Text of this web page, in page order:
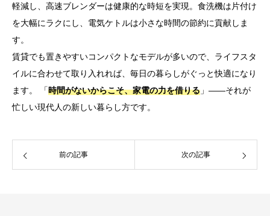
軽減し、高速ブレンダーは健康的な時短を実現。食洗機は片付け
を大幅にラクにし、電気ケトルは小さな時間の節約に貢献しま
す。
賃貸でも置きやすいコンパクトなモデルが多いので、ライフスタ
イルに合わせて取り入れれば、毎日の暮らしがぐっと快適になり
ます。 「時間がないからこそ、家電の力を借りる 」――それが
忙しい現代人の新しい暮らし方です。
前の記事 次の記事